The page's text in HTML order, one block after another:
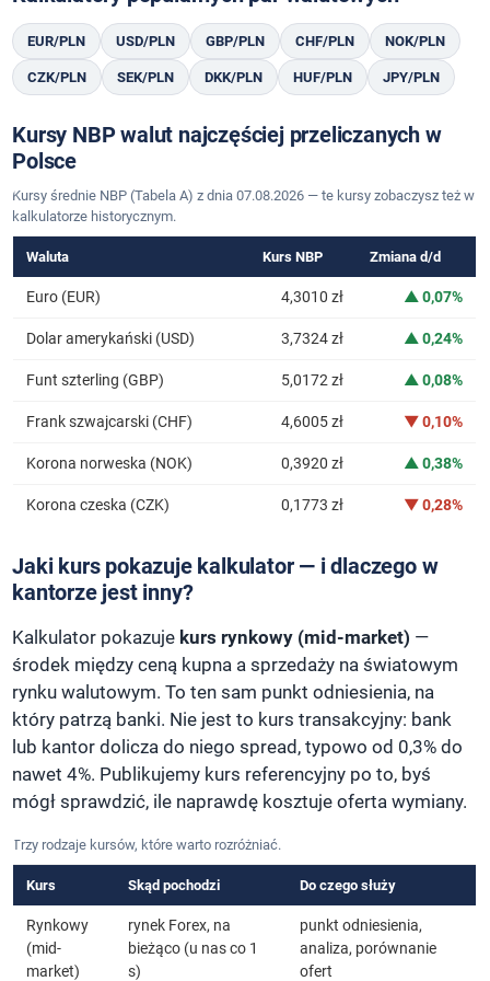
EUR/PLN USD/PLN GBP/PLN CHF/PLN NOK/PLN
CZK/PLN SEK/PLN DKK/PLN HUF/PLN JPY/PLN
Kursy NBP walut najczęściej przeliczanych w
Polsce
Kursy średnie NBP (Tabela A) z dnia 07.08.2026 — te kursy zobaczysz też w
kalkulatorze historycznym.
Waluta Kurs NBP Zmiana d/d
Euro (EUR) 4,3010 zł ▲ 0,07%
Dolar amerykański (USD) 3,7324 zł ▲ 0,24%
Funt szterling (GBP) 5,0172 zł ▲ 0,08%
Frank szwajcarski (CHF) 4,6005 zł ▼ 0,10%
Korona norweska (NOK) 0,3920 zł ▲ 0,38%
Korona czeska (CZK) 0,1773 zł ▼ 0,28%
Jaki kurs pokazuje kalkulator — i dlaczego w
kantorze jest inny?
Kalkulator pokazuje kurs rynkowy (mid-market) —
środek między ceną kupna a sprzedaży na światowym
rynku walutowym. To ten sam punkt odniesienia, na
który patrzą banki. Nie jest to kurs transakcyjny: bank
lub kantor dolicza do niego spread, typowo od 0,3% do
nawet 4%. Publikujemy kurs referencyjny po to, byś
mógł sprawdzić, ile naprawdę kosztuje oferta wymiany.
Trzy rodzaje kursów, które warto rozróżniać.
Kurs Skąd pochodzi Do czego służy
Rynkowy
(mid-
market)
rynek Forex, na
bieżąco (u nas co 1
s)
punkt odniesienia,
analiza, porównanie
ofert